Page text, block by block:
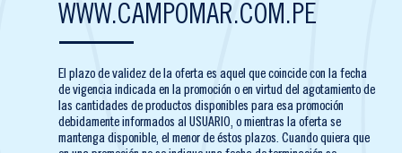
WWW.CAMPOMAR.COM.PE
El plazo de validez de la oferta es aquel que coincide con la fecha
de vigencia indicada en la promoción o en virtud del agotamiento de
las cantidades de productos disponibles para esa promoción
debidamente informados al USUARIO, o mientras la oferta se
mantenga disponible, el menor de éstos plazos. Cuando quiera que